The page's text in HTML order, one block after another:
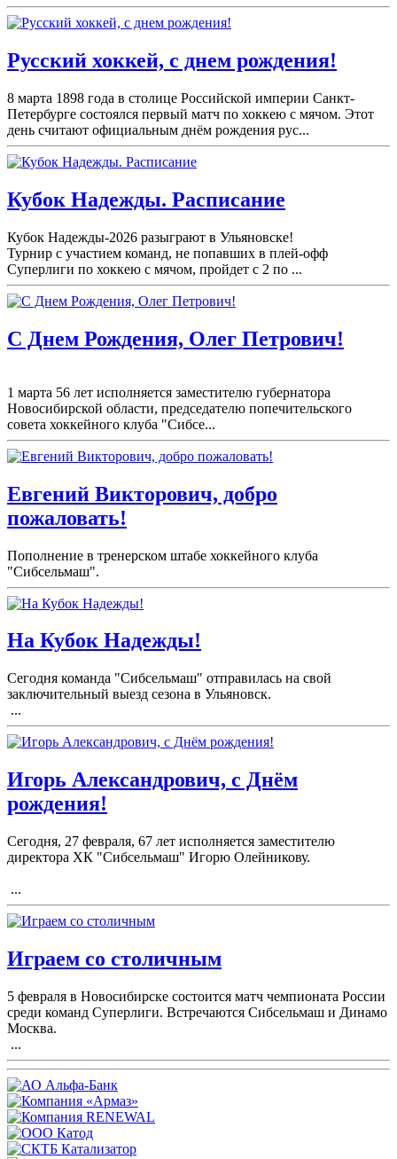
Русский хоккей, с днем рождения!
8 марта 1898 года в столице Российской империи Санкт-
Петербурге состоялся первый матч по хоккею с мячом. Этот
день считают официальным днём рождения рус...
Кубок Надежды. Расписание
Кубок Надежды-2026 разыграют в Ульяновске!
Турнир с участием команд, не попавших в плей-офф
Суперлиги по хоккею с мячом, пройдет с 2 по ...
С Днем Рождения, Олег Петрович!
1 марта 56 лет исполняется заместителю губернатора
Новосибирской области, председателю попечительского
совета хоккейного клуба "Сибсе...
Евгений Викторович, добро
пожаловать!
Пополнение в тренерском штабе хоккейного клуба
"Сибсельмаш".
На Кубок Надежды!
Сегодня команда "Сибсельмаш" отправилась на свой
заключительный выезд сезона в Ульяновск.
...
Игорь Александрович, с Днём
рождения!
Сегодня, 27 февраля, 67 лет исполняется заместителю
директора ХК "Сибсельмаш" Игорю Олейникову.
...
Играем со столичным
5 февраля в Новосибирске состоится матч чемпионата России
среди команд Суперлиги. Встречаются Сибсельмаш и Динамо
Москва.
...